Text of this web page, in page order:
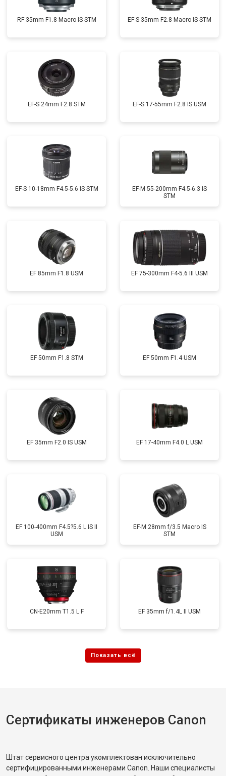
RF 35mm F1.8 Macro IS STM EF-S 35mm F2.8 Macro IS STM
EF-S 24mm F2.8 STM EF-S 17-55mm F2.8 IS USM
EF-S 10-18mm F4.5-5.6 IS STM
EF-M 55-200mm F4.5-6.3 IS
STM
EF 85mm F1.8 USM EF 75-300mm F4-5.6 III USM
EF 50mm F1.8 STM EF 50mm F1.4 USM
EF 35mm F2.0 IS USM EF 17-40mm F4.0 L USM
EF 100-400mm F4.5?5.6 L IS II
USM
EF-M 28mm f/3.5 Macro IS
STM
CN-E20mm T1.5 L F EF 35mm f/1.4L II USM
Сертификаты инженеров Canon
Штат сервисного центра укомплектован исключительно
сертифицированными инженерами Canon. Наши специалисты